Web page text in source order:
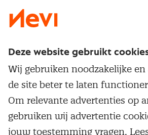
Nevi 2
Deze website gebruikt
Wij gebruiken noodzakelijke
de site beter te laten
Om relevante advertenties op
gebruiken wij advertentie
jouw toestemming vragen.